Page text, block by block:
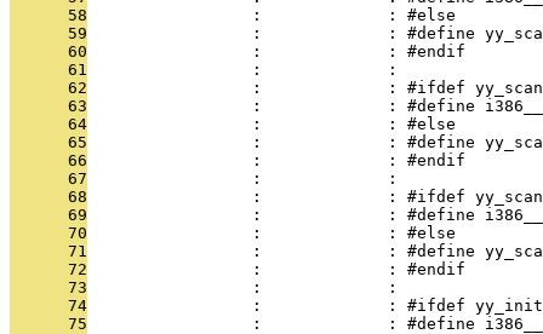
      58
                 :             : #else
      59
:             : #define
      60
                 :             : #endif
      61
                 :             :
      62
:             : #ifdef
      63
:             : #define
      64
                 :             : #else
      65
:             : #define
      66
                 :             : #endif
      67
                 :             :
      68
:             : #ifdef
      69
:             : #define
      70
                 :             : #else
      71
:             : #define
      72
                 :             : #endif
      73
                 :             :
      74
:             : #ifdef
      75
:             : #define